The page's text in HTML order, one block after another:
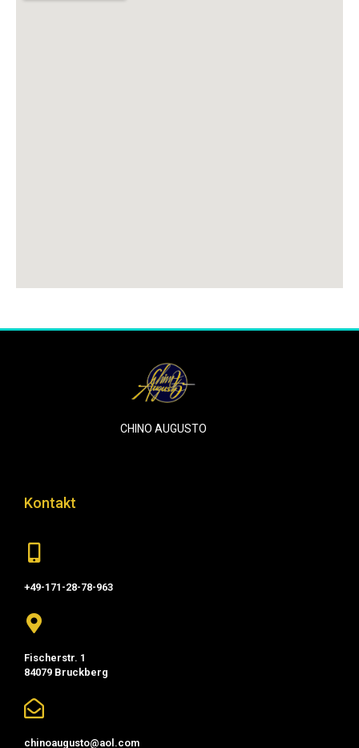
CHINO AUGUSTO
Kontakt
+49-171-28-78-963
Fischerstr. 1
84079 Bruckberg
chinoaugusto@aol.com